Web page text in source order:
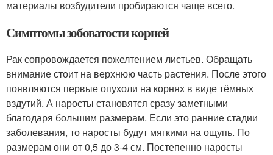
материалы возбудители пробираются чаще всего.
Симптомы зобоватости корней
Рак сопровождается пожелтением листьев. Обращать
внимание стоит на верхнюю часть растения. После этого
появляются первые опухоли на корнях в виде тёмных
вздутий. А наросты становятся сразу заметными
благодаря большим размерам. Если это ранние стадии
заболевания, то наросты будут мягкими на ощупь. По
размерам они от 0,5 до 3-4 см. Постепенно наросты